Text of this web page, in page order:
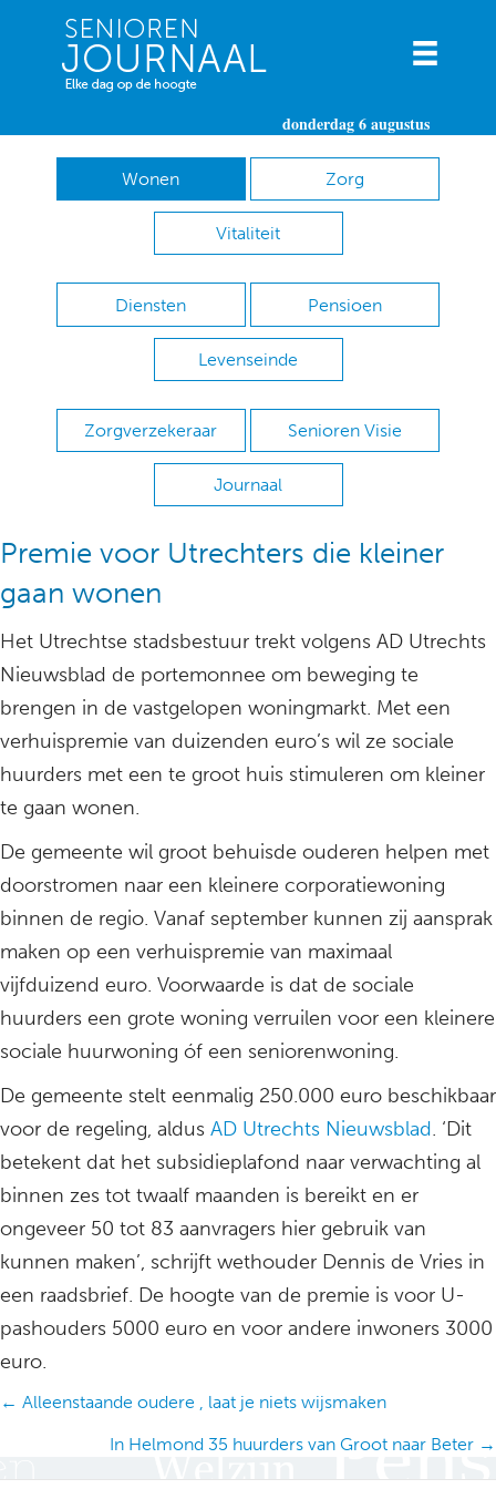
donderdag 6 augustus
Wonen Zorg
Vitaliteit
Diensten Pensioen
Levenseinde
Zorgverzekeraar Senioren Visie
Journaal
Premie voor Utrechters die kleiner
gaan wonen
Het Utrechtse stadsbestuur trekt volgens AD Utrechts
Nieuwsblad de portemonnee om beweging te
brengen in de vastgelopen woningmarkt. Met een
verhuispremie van duizenden euro’s wil ze sociale
huurders met een te groot huis stimuleren om kleiner
te gaan wonen.
De gemeente wil groot behuisde ouderen helpen met
doorstromen naar een kleinere corporatiewoning
binnen de regio. Vanaf september kunnen zij aansprak
maken op een verhuispremie van maximaal
vijfduizend euro. Voorwaarde is dat de sociale
huurders een grote woning verruilen voor een kleinere
sociale huurwoning óf een seniorenwoning.
De gemeente stelt eenmalig 250.000 euro beschikbaar
voor de regeling, aldus AD Utrechts Nieuwsblad. ‘Dit
betekent dat het subsidieplafond naar verwachting al
binnen zes tot twaalf maanden is bereikt en er
ongeveer 50 tot 83 aanvragers hier gebruik van
kunnen maken’, schrijft wethouder Dennis de Vries in
een raadsbrief. De hoogte van de premie is voor U-
pashouders 5000 euro en voor andere inwoners 3000
euro.
Posts
navigation
← Alleenstaande oudere , laat je niets wijsmaken
In Helmond 35 huurders van Groot naar Beter →